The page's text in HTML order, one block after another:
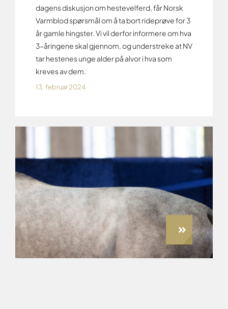
dagens diskusjon om hestevelferd, får Norsk
Varmblod spørsmål om å ta bort rideprøve for 3
år gamle hingster. Vi vil derfor informere om hva
3-åringene skal gjennom, og understreke at NV
tar hestenes unge alder på alvor i hva som
kreves av dem.
13. februar 2024